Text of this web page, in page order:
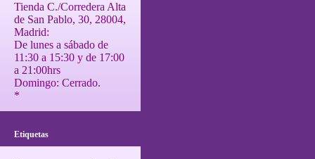
Tienda C./Corredera Alta
de San Pablo, 30, 28004,
Madrid:
De lunes a sábado de
11:30 a 15:30 y de 17:00
a 21:00hrs
Domingo: Cerrado.
*
Etiquetas